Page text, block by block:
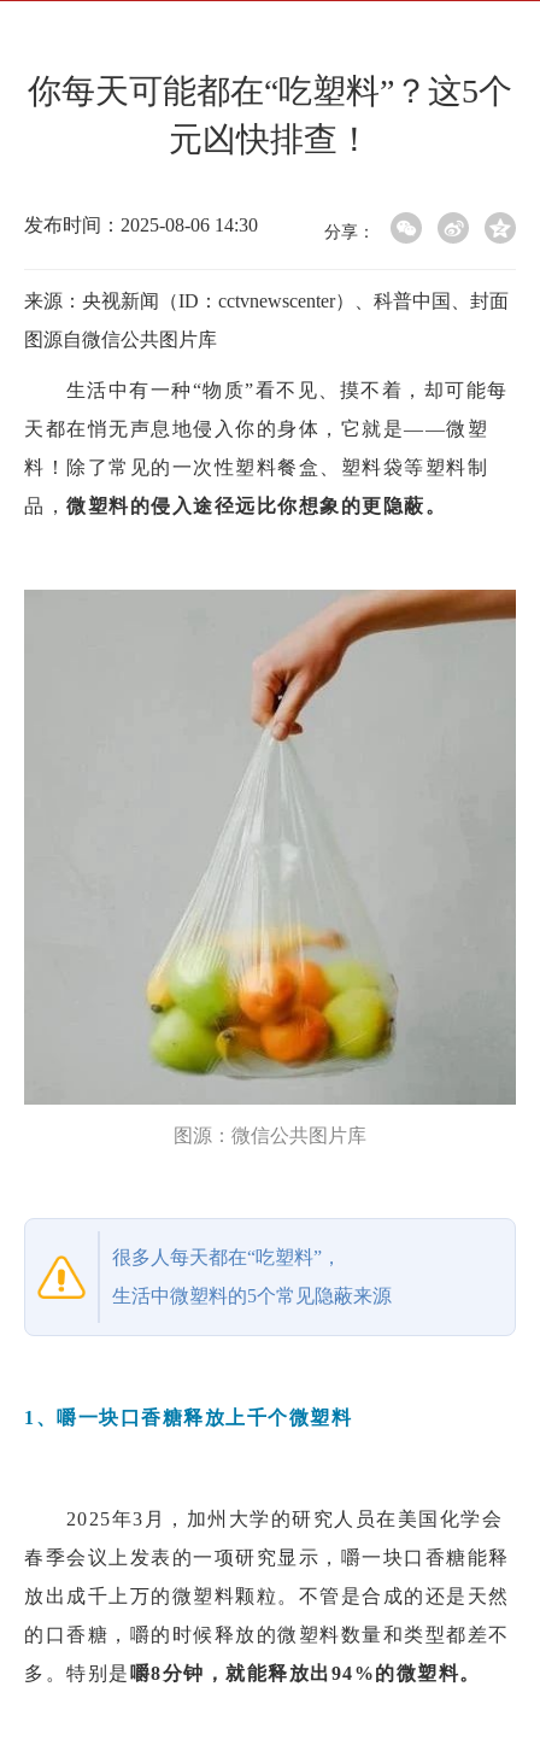
你每天可能都在“吃塑料”？这5个
元凶快排查！
发布时间：2025-08-06 14:30 分享：
来源：央视新闻（ID：cctvnewscenter）、科普中国、封面
图源自微信公共图片库
生活中有一种“物质”看不见、摸不着，却可能每
天都在悄无声息地侵入你的身体，它就是——微塑
料！除了常见的一次性塑料餐盒、塑料袋等塑料制
品， 微塑料的侵入途径远比你想象的更隐蔽。
图源：微信公共图片库
很多人每天都在“吃塑料”，
生活中微塑料的5个常见隐蔽来源
1、嚼一块口香糖释放上千个微塑料
2025年3月，加州大学的研究人员在美国化学会
春季会议上发表的一项研究显示，嚼一块口香糖能释
放出成千上万的微塑料颗粒。不管是合成的还是天然
的口香糖，嚼的时候释放的微塑料数量和类型都差不
多。特别 是 嚼8分钟，就能释放出94%的微塑料。